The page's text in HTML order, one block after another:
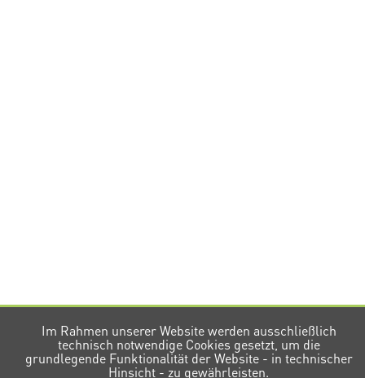
Im Rahmen unserer Website werden ausschließlich
technisch notwendige Cookies gesetzt, um die
grundlegende Funktionalität der Website - in technischer
Hinsicht - zu gewährleisten.